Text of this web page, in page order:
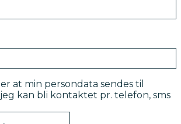
at min persondata sendes til
kan bli kontaktet pr. telefon, sms